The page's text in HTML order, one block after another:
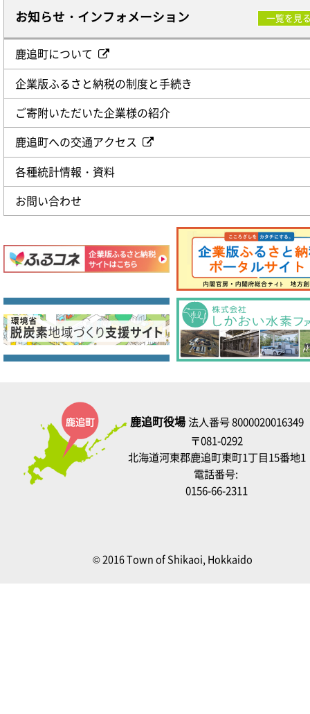
お知らせ・インフォメーション 一覧を見
鹿追町について
企業版ふるさと納税の制度と手続き
ご寄附いただいた企業様の紹介
鹿追町への交通アクセス
各種統計情報・資料
お問い合わせ
鹿追町役場法人番号 8000020016349
〒081-0292
北海道河東郡鹿追町東町1丁目15番地1
電話番号:
0156-66-2311
© 2016 Town of Shikaoi, Hokkaido